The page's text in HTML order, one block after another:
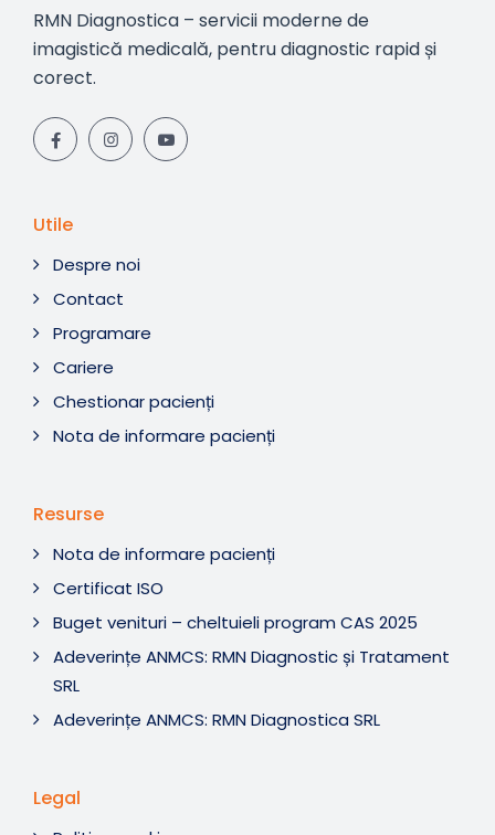
RMN Diagnostica – servicii moderne de
imagistică medicală, pentru diagnostic rapid și
corect.
Utile
Despre noi
Contact
Programare
Cariere
Chestionar pacienți
Nota de informare pacienți
Resurse
Nota de informare pacienți
Certificat ISO
Buget venituri – cheltuieli program CAS 2025
Adeverințe ANMCS: RMN Diagnostic și Tratament
SRL
Adeverințe ANMCS: RMN Diagnostica SRL
Legal